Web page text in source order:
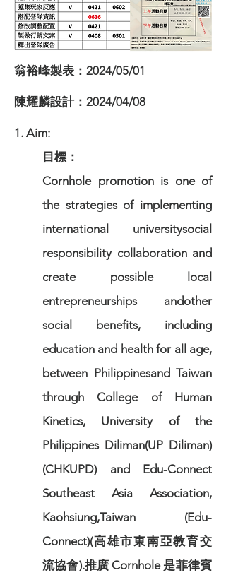
翁裕峰製表：2024/05/01
陳耀麟設計：2024/04/08
1. Aim:
目標：
Cornhole promotion is one of
the strategies of implementing
international universitysocial
responsibility collaboration and
create possible local
entrepreneurships andother
social benefits, including
education and health for all age,
between Philippinesand Taiwan
through College of Human
Kinetics, University of the
Philippines Diliman(UP Diliman)
(CHKUPD) and Edu-Connect
Southeast Asia Association,
Kaohsiung,Taiwan (Edu-
Connect)(高雄市東南亞教育交
流協會).推廣 Cornhole 是菲律賓